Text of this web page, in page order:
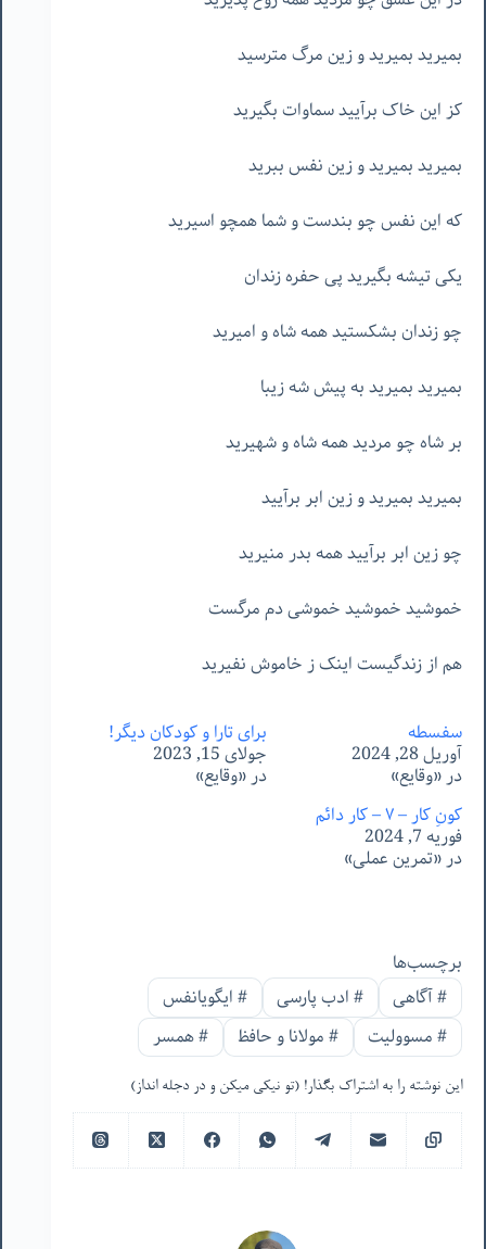
بمیرید بمیرید و زین مرگ مترسید
کز این خاک برآیید سماوات بگیرید
بمیرید بمیرید و زین نفس ببرید
که این نفس چو بندست و شما همچو اسیرید
یکی تیشه بگیرید پی حفره زندان
چو زندان بشکستید همه شاه و امیرید
بمیرید بمیرید به پیش شه زیبا
بر شاه چو مردید همه شاه و شهیرید
بمیرید بمیرید و زین ابر برآیید
چو زین ابر برآیید همه بدر منیرید
خموشید خموشید خموشی دم مرگست
هم از زندگیست اینک ز خاموش نفیرید
سفسطه
آوریل 28, 2024
در «وقایع»
برای تارا و کودکان دیگر!
جولای 15, 2023
در «وقایع»
کونِ کار – ٧ – کارِ دائم
فوریه 7, 2024
در «تمرین عملی»
برچسب‌ها
#آگاهی #ادب پارسی #ایگویانفس
#مسوولیت #مولانا و حافظ #همسر
این نوشته را به اشتراک بگذار! (تو نیکی میکن و در دجله انداز)